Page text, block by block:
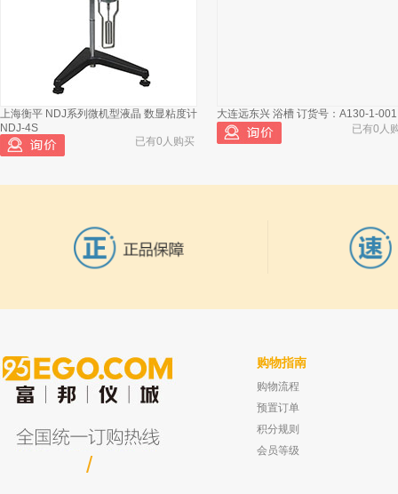
上海衡平 NDJ系列微机型液晶 数显粘度计
NDJ-4S
已有0人购买
大连远东兴 浴槽 订货号：A130-1-001
已有0人
溧阳江南 毛玻璃片 配125ml集气瓶
已有0人购买
宁波新芝 SB-120DTN(5L) 超声波清
/
购物指南
购物流程
预置订单
积分规则
会员等级